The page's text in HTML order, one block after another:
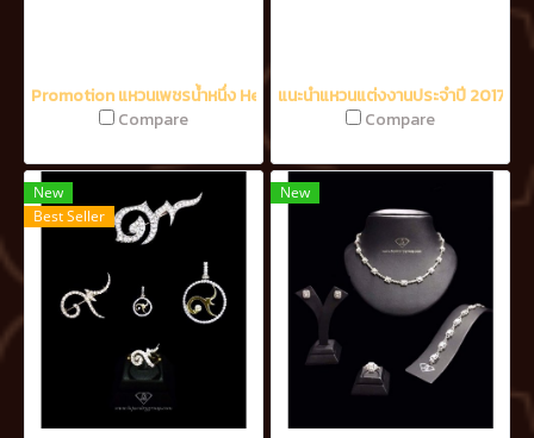
Promotion แหวนเพชรน้ำหนึ่ง Heart & Arrow (Ideal cut)
Compare
แนะนำแหวนแต่งงานประจำปี 2017
Compare
New
Best Seller
New